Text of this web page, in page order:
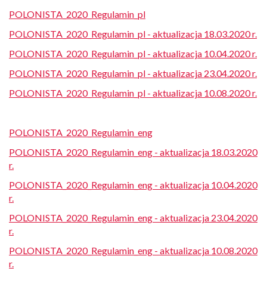
POLONISTA_2020_Regulamin_pl
POLONISTA_2020_Regulamin_pl - aktualizacja 18.03.2020 r.
POLONISTA_2020_Regulamin_pl - aktualizacja 10.04.2020 r.
POLONISTA_2020_Regulamin_pl - aktualizacja 23.04.2020 r.
POLONISTA_2020_Regulamin_pl - aktualizacja 10.08.2020 r.
POLONISTA_2020_Regulamin_eng
POLONISTA_2020_Regulamin_eng - aktualizacja 18.03.2020
r.
POLONISTA_2020_Regulamin_eng - aktualizacja 10.04.2020
r.
POLONISTA_2020_Regulamin_eng - aktualizacja 23.04.2020
r.
POLONISTA_2020_Regulamin_eng - aktualizacja 10.08.2020
r.